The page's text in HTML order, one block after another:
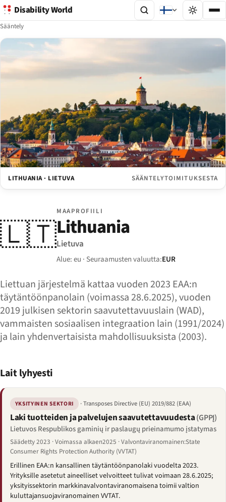
Disability World
Sääntely
LITHUANIA · LIETUVA SÄÄNTELYTOIMITUKSESTA
🇱🇹
MAAPROFIILI
Lithuania
Lietuva
Alue: eu · Seuraamusten valuutta:EUR
Liettuan järjestelmä kattaa vuoden 2023 EAA:n
täytäntöönpanolain (voimassa 28.6.2025), vuoden
2019 julkisen sektorin saavutettavuuslain (WAD),
vammaisten sosiaalisen integraation lain (1991/2024)
ja lain yhdenvertaisista mahdollisuuksista (2003).
Lait lyhyesti
YKSITYINEN SEKTORI · Transposes Directive (EU) 2019/882 (EAA)
Laki tuotteiden ja palvelujen saavutettavuudesta(GPPĮ)
Lietuvos Respublikos gaminių ir paslaugų prieinamumo įstatymas
Säädetty 2023 · Voimassa alkaen2025 · Valvontaviranomainen:State
Consumer Rights Protection Authority (VVTAT)
Erillinen EAA:n kansallinen täytäntöönpanolaki vuodelta 2023.
Yrityksille asetetut aineelliset velvoitteet tulivat voimaan 28.6.2025;
yksityissektorin markkinavalvontaviranomaisena toimii valtion
kuluttajansuojaviranomainen VVTAT.